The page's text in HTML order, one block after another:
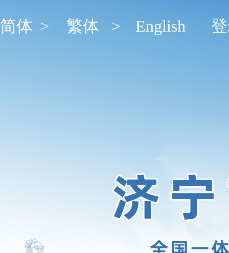
简体 > 繁体 > English